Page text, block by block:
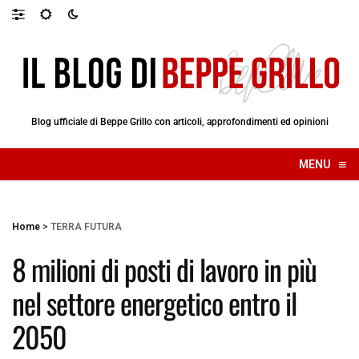
Blog ufficiale di Beppe Grillo con articoli, approfondimenti ed opinioni
MENU ≡
☰
Home > TERRA FUTURA
8 milioni di posti di lavoro in più
nel settore energetico entro il
2050